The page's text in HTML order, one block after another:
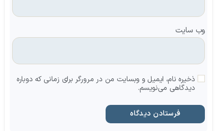
وب‌ سایت
ذخیره نام، ایمیل و وبسایت من در مرورگر برای زمانی که دوباره
دیدگاهی می‌نویسم.